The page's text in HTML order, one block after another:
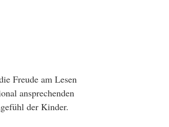
Freude am Lesen
ansprechenden
der Kinder.